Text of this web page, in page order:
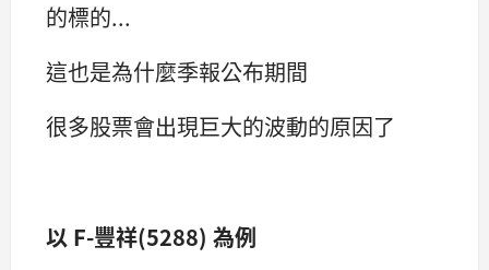
的標的...
這也是為什麼季報公布期間
很多股票會出現巨大的波動的原因了
以 F-豐祥(5288) 為例